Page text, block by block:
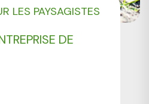
DE
LES PAYSAGISTES